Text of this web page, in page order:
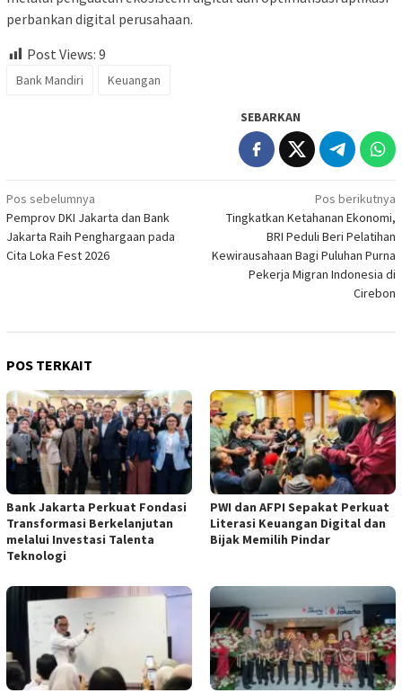
perbankan digital perusahaan.
Post Views: 9
Bank Mandiri Keuangan
SEBARKAN
Navigasi
pos
Pos sebelumnya
Pemprov DKI Jakarta dan Bank
Jakarta Raih Penghargaan pada
Cita Loka Fest 2026
Pos berikutnya
Tingkatkan Ketahanan Ekonomi,
BRI Peduli Beri Pelatihan
Kewirausahaan Bagi Puluhan Purna
Pekerja Migran Indonesia di
Cirebon
POS TERKAIT
Bank Jakarta Perkuat Fondasi
Transformasi Berkelanjutan
melalui Investasi Talenta
Teknologi
PWI dan AFPI Sepakat Perkuat
Literasi Keuangan Digital dan
Bijak Memilih Pindar